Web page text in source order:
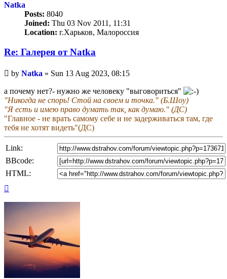
Natka
Posts: 8040
Joined: Thu 03 Nov 2011, 11:31
Location: г.Харьков, Малороссия
Re: Галерея от Natka
Unread
post
by Natka » Sun 13 Aug 2023, 08:15
а почему нет?- нужно же человеку "выговориться"
"Никогда не спорь! Стой на своем и точка." (Б.Шоу)
"Я есть и имею право думать так, как думаю." (ДС)
"Главное - не врать самому себе и не задерживаться там, где
тебя не хотят видеть"(ДС)
Link:
BBcode:
HTML: